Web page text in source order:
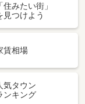
目
「住みたい街」
見つけよう
賃相場
気タウン
ンキング